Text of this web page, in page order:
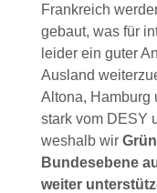
Frankreich
gebaut, was für
leider ein guter
Ausland
Altona, Hamburg
stark vom DESY
weshalb wir
Bundesebene
weiter